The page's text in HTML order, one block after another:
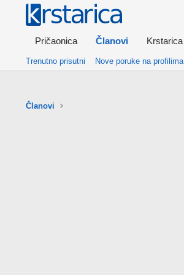
Pričaonica Članovi Krstarica
Trenutno prisutni Nove poruke na profilima
Članovi